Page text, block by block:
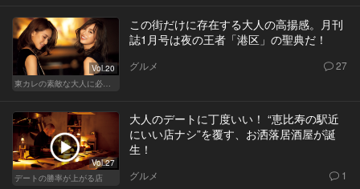
Vol.20
東カレの素敵な大人に必要なこと
この街だけに存在する大人の高揚感。月刊
誌1月号は夜の王者「港区」の聖典だ！
グルメ 27
Vol.27
デートの勝率が上がる店
大人のデートに丁度いい！ “恵比寿の駅近
にいい店ナシ”を覆す、お洒落居酒屋が誕
生！
グルメ 1